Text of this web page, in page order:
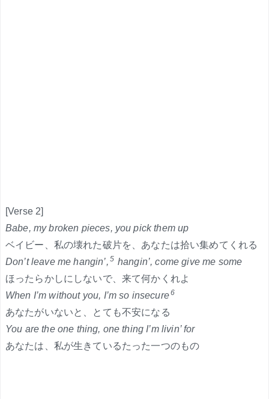
[Verse 2]
Babe, my broken pieces, you pick them up
ベイビー、私の壊れた破片を、あなたは拾い集めてくれる
Don’t leave me hangin’, 5 hangin’, come give me some
ほったらかしにしないで、来て何かくれよ
When I’m without you, I’m so insecure6
あなたがいないと、とても不安になる
You are the one thing, one thing I’m livin’ for
あなたは、私が生きているたった一つのもの